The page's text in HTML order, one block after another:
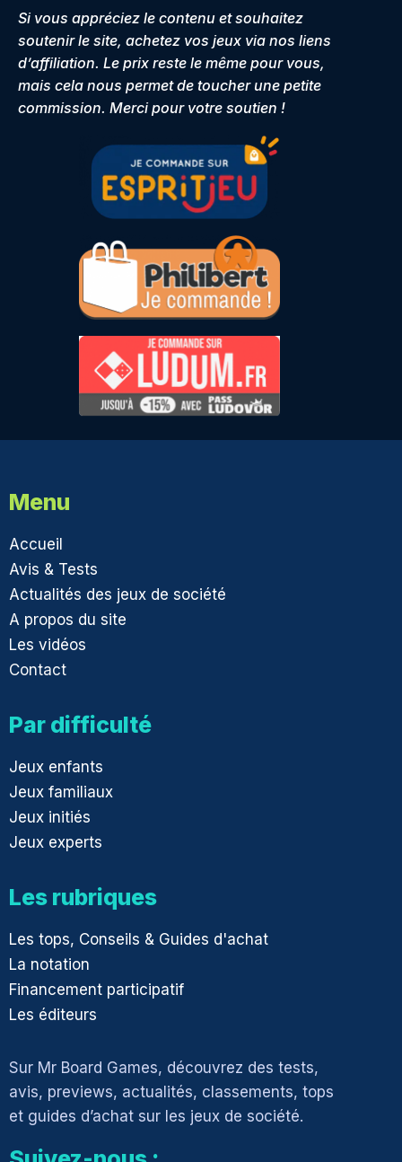
Si vous appréciez le contenu et souhaitez
soutenir le site, achetez vos jeux via nos liens
d’affiliation. Le prix reste le même pour vous,
mais cela nous permet de toucher une petite
commission. Merci pour votre soutien !
Menu
Accueil
Avis & Tests
Actualités des jeux de société
A propos du site
Les vidéos
Contact
Par difficulté
Jeux enfants
Jeux familiaux
Jeux initiés
Jeux experts
Les rubriques
Les tops, Conseils & Guides d'achat
La notation
Financement participatif
Les éditeurs
Sur Mr Board Games, découvrez des tests,
avis, previews, actualités, classements, tops
et guides d’achat sur les jeux de société.